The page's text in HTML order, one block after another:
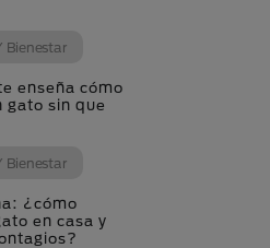
Bienestar
enseña cómo
gato sin que
Bienestar
¿cómo
en casa y